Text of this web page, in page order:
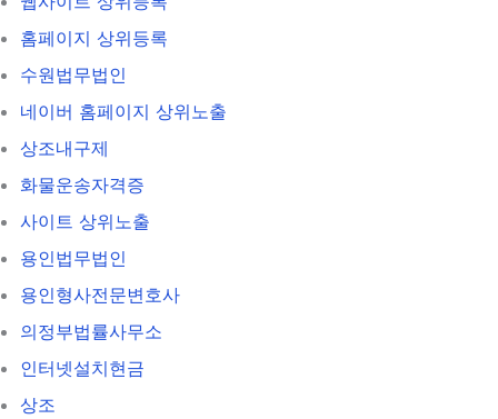
홈페이지 상위등록
수원법무법인
네이버 홈페이지 상위노출
상조내구제
화물운송자격증
사이트 상위노출
용인법무법인
용인형사전문변호사
의정부법률사무소
인터넷설치현금
상조